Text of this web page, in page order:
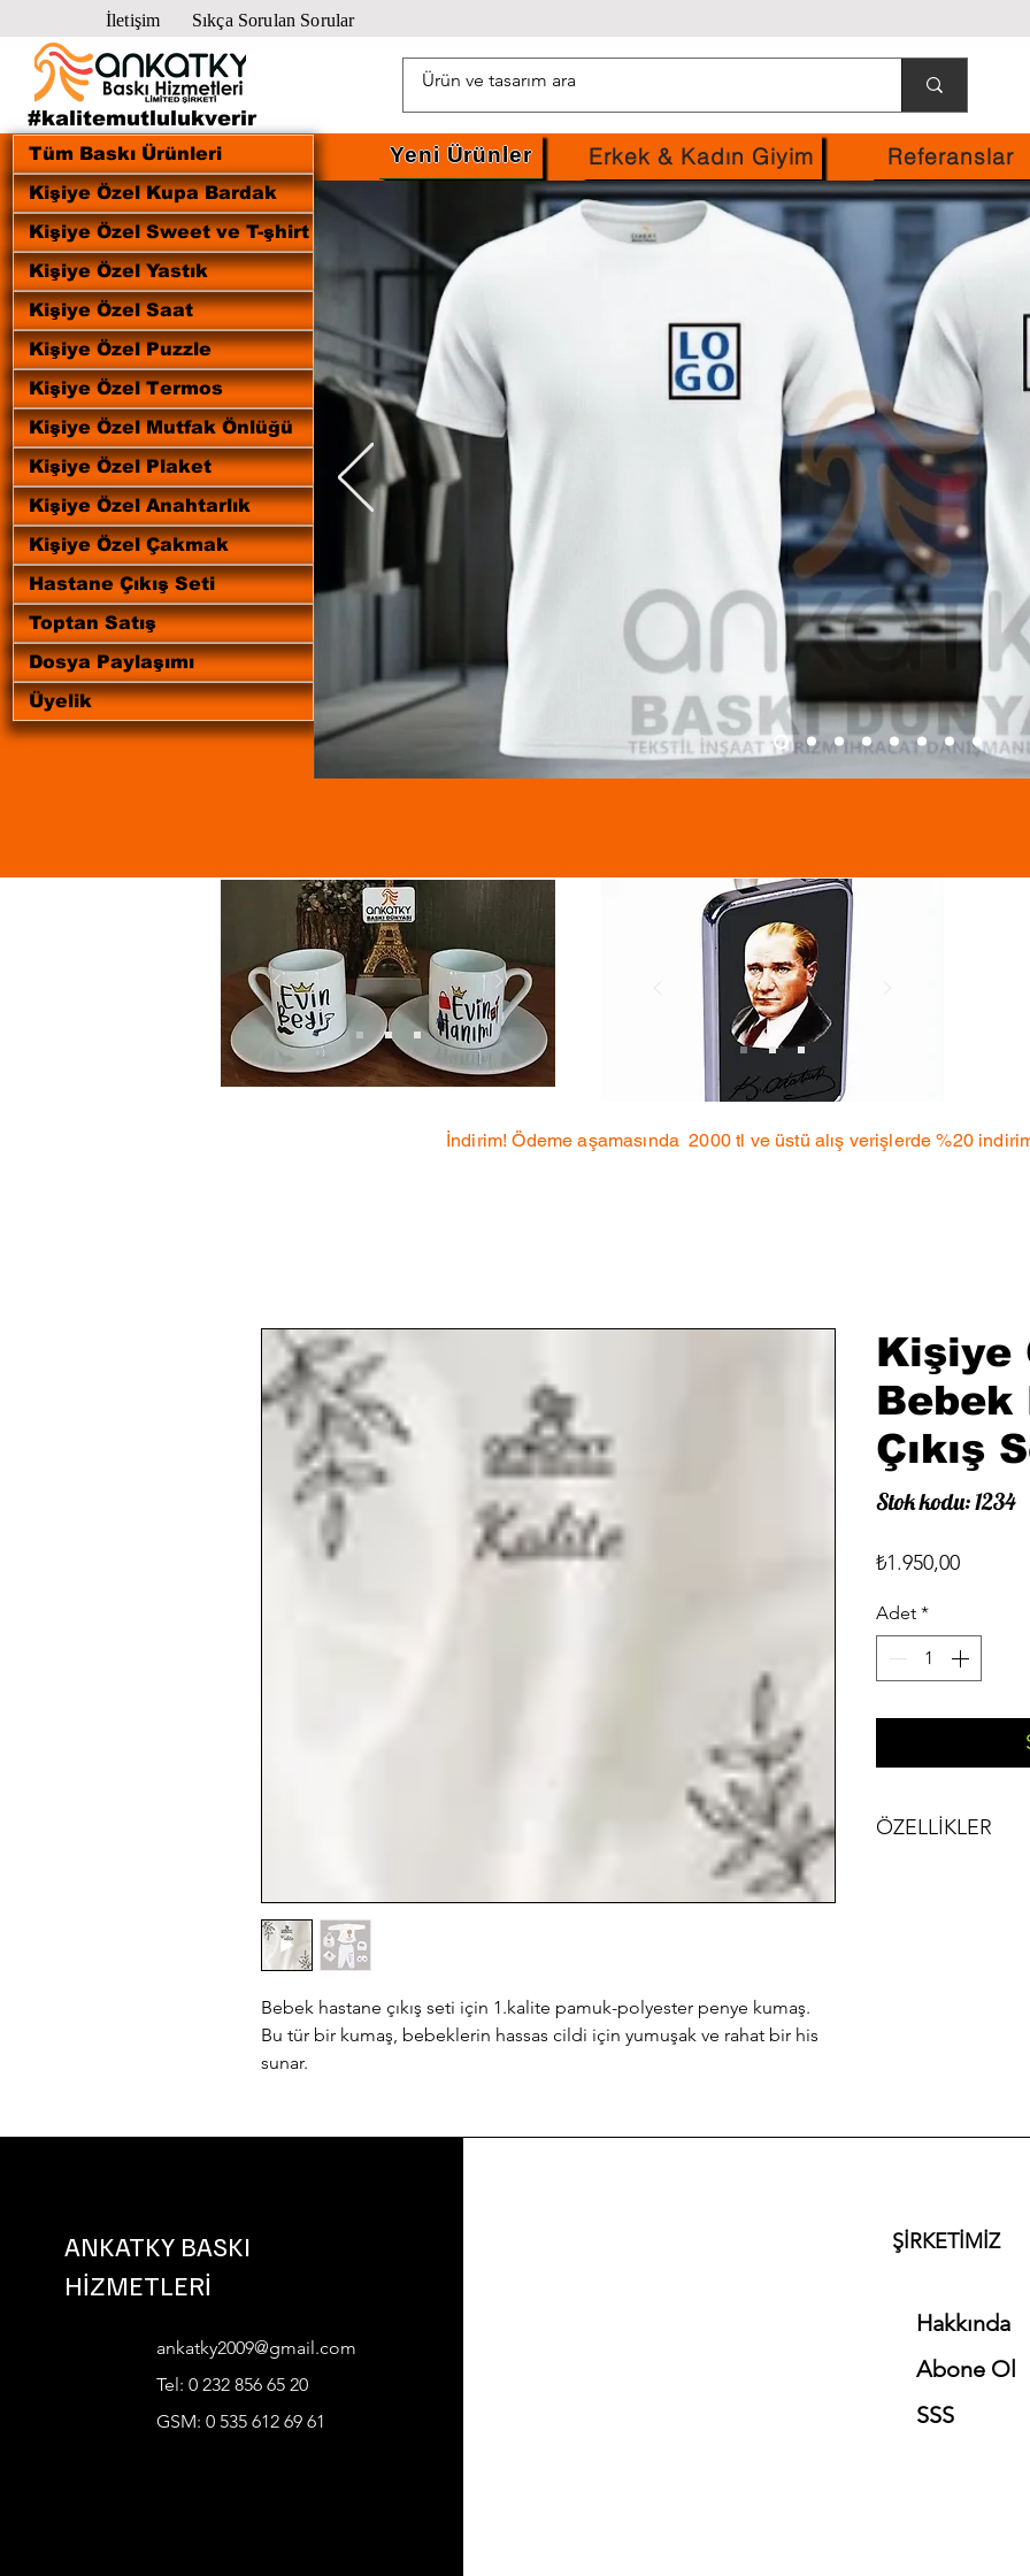
İletişim Sıkça Sorulan Sorular
#kalitemutlulukverir
Tüm Baskı Ürünleri
Kişiye Özel Kupa Bardak
Kişiye Özel Sweet ve T-şhirt
Kişiye Özel Yastık
Kişiye Özel Saat
Kişiye Özel Puzzle
Kişiye Özel Termos
Kişiye Özel Mutfak Önlüğü
Kişiye Özel Plaket
Kişiye Özel Anahtarlık
Kişiye Özel Çakmak
Hastane Çıkış Seti
Toptan Satış
Dosya Paylaşımı
Üyelik
Yeni Ürünler Erkek & Kadın Giyim Referanslar
İndirim! Ödeme aşamasında 2000 tl ve üstü alış verişlerde %20
Bebek hastane çıkış seti için 1.kalite pamuk-polyester penye kumaş.
Bu tür bir kumaş, bebeklerin hassas cildi için yumuşak ve rahat bir his
sunar.
Kişiye
Bebek
Çıkış
Stok kodu: 1234
₺1.950,00Fiyat
Adet *
ÖZELLİKLER
ANKATKY BASKI
HİZMETLERİ
ankatky2009@gmail.com
Tel: 0 232 856 65 20
GSM: 0 535 612 69 61
ŞİRKETİMİZ
Hakkında
Abone Ol
SSS